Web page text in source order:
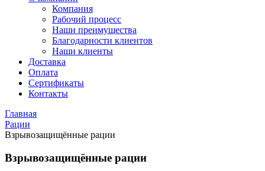
Компания
Рабочий процесс
Наши преимущества
Благодарности клиентов
Наши клиенты
Доставка
Оплата
Сертификаты
Контакты
Главная
Рации
Взрывозащищённые рации
Взрывозащищённые рации